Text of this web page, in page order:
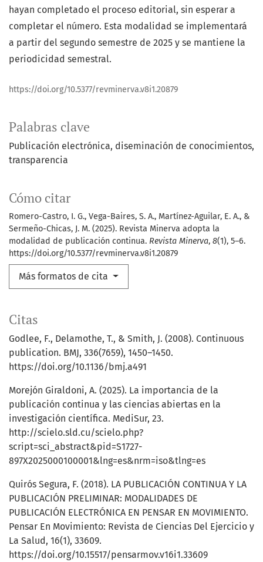
Palabras clave
Publicación electrónica diseminación de conocimientos
transparencia
Cómo citar
Romero-Castro, I. G., Vega-Baires, S. A., Martínez-Aguilar, E. A., &
Sermeño-Chicas, J. M. (2025). Revista Minerva adopta la
modalidad de publicación continua. Revista Minerva, 8(1), 5–6.
https://doi.org/10.5377/revminerva.v8i1.20879
Más formatos de cita
hayan completado el proceso editorial, sin esperar a
completar el número. Esta modalidad se implementará
a partir del segundo semestre de 2025 y se mantiene la
periodicidad semestral.
https://doi.org/10.5377/revminerva.v8i1.20879
Citas
Godlee, F., Delamothe, T., & Smith, J. (2008). Continuous
publication. BMJ, 336(7659), 1450–1450.
https://doi.org/10.1136/bmj.a491
Morejón Giraldoni, A. (2025). La importancia de la
publicación continua y las ciencias abiertas en la
investigación científica. MediSur, 23.
http://scielo.sld.cu/scielo.php?
script=sci_abstract&pid=S1727-
897X2025000100001&lng=es&nrm=iso&tlng=es
Quirós Segura, F. (2018). LA PUBLICACIÓN CONTINUA Y LA
PUBLICACIÓN PRELIMINAR: MODALIDADES DE
PUBLICACIÓN ELECTRÓNICA EN PENSAR EN MOVIMIENTO.
Pensar En Movimiento: Revista de Ciencias Del Ejercicio y
La Salud, 16(1), 33609.
https://doi.org/10.15517/pensarmov.v16i1.33609